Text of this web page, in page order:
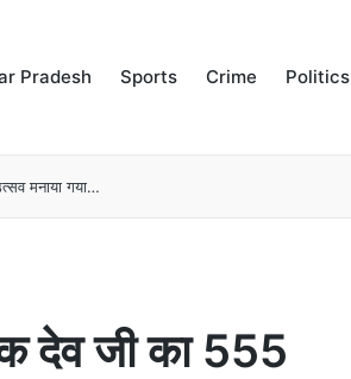
Pradesh Sports Crime Politics
मनाया गया…
देव जी का 555